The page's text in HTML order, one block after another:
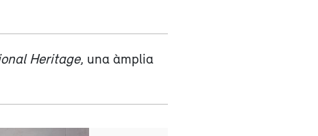
Heritage, una àmplia